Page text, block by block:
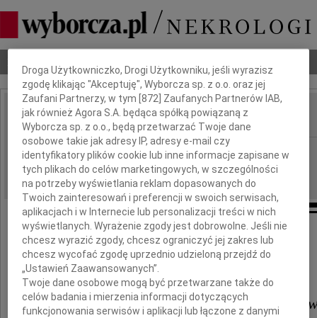
IMIĘ I NAZWISKO:
REGION: Warszawa
DATA EMISJI: 01.09.2009
Panu
prof. dr. hab. Władysławowi
Dbamy o Twoją prywatność
Droga Użytkowniczko, Drogi Użytkowniku, jeśli wyrazisz
zgodę klikając "Akceptuję", Wyborcza sp. z o.o. oraz jej
Zaufani Partnerzy, w tym [872 ] Zaufanych Partnerów IAB,
jak również Agora S.A. będąca spółką powiązaną z
Wyborcza sp. z o.o., będą przetwarzać Twoje dane
osobowe takie jak adresy IP, adresy e-mail czy
identyfikatory plików cookie lub inne informacje zapisane w
tych plikach do celów marketingowych, w szczególności
na potrzeby wyświetlania reklam dopasowanych do
Twoich zainteresowań i preferencji w swoich serwisach,
aplikacjach i w Internecie lub personalizacji treści w nich
wyświetlanych. Wyrażenie zgody jest dobrowolne. Jeśli nie
chcesz wyrazić zgody, chcesz ograniczyć jej zakres lub
chcesz wycofać zgodę uprzednio udzieloną przejdź do
„Ustawień Zaawansowanych”.
Twoje dane osobowe mogą być przetwarzane także do
celów badania i mierzenia informacji dotyczących
funkcjonowania serwisów i aplikacji lub łączone z danymi